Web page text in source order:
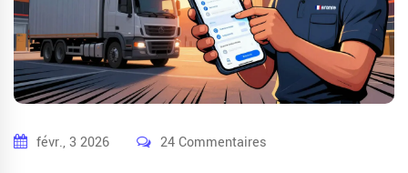
févr., 3 2026 24 Commentaires